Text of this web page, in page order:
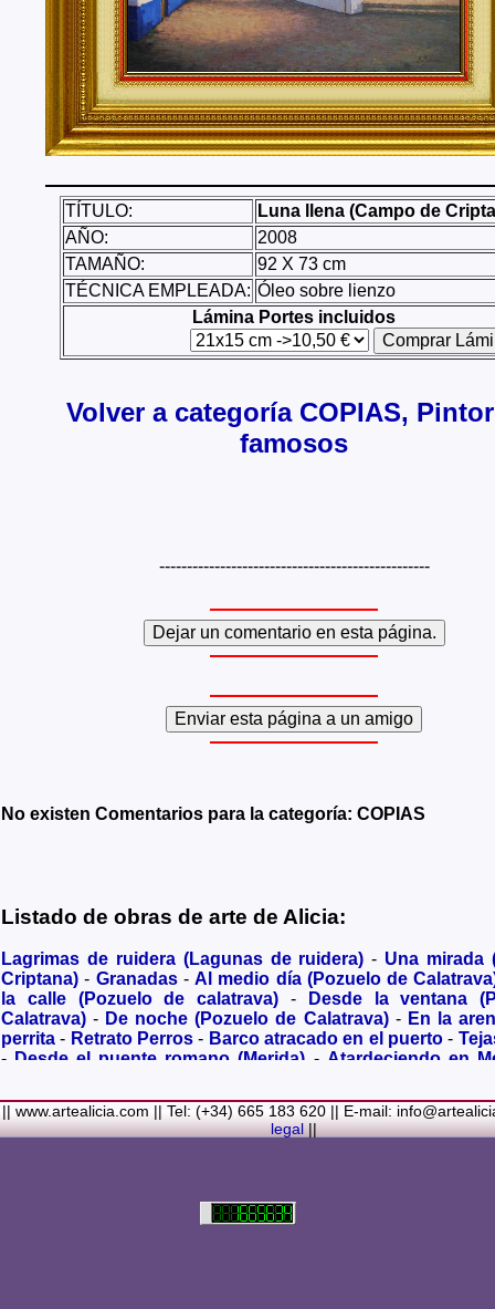
TÍTULO:
Luna llena (Campo de
AÑO:
2008
TAMAÑO:
92 X 73 cm
TÉCNICA EMPLEADA: Óleo sobre lienzo
Lámina Portes incluidos
Volver a categoría COPIAS,
famosos
-------------------------------------------------
No existen Comentarios para la categoría: COPIAS
Listado de obras de arte de Alicia:
Lagrimas de ruidera (Lagunas de ruidera) - Una mirada
Criptana) - Granadas-Al medio día (Pozuelo de
la calle (Pozuelo de calatrava) -
Desde la ventana
Calatrava) - De noche (Pozuelo de Calatrava)- En la
perrita - Retrato Perros - Barco atracado en el puerto -
- Desde el puente romano (Merida) - Atardeciendo en
(Bolaños de Calatrava)-Membrillos madurando al sol-
costa-A dormir (Cuadro infantil)-En flor-Ramo de
Familiar-La fuente (La Alhambra de Granada)-Acuarela
Puerta de Ciruela en 1868 (Ciudad
del Alcazar en tiempo de Juan II (Ciudad Real)
|| www.artealicia.com || Tel: (+34) 665 183 620 || E-mail:
legal||